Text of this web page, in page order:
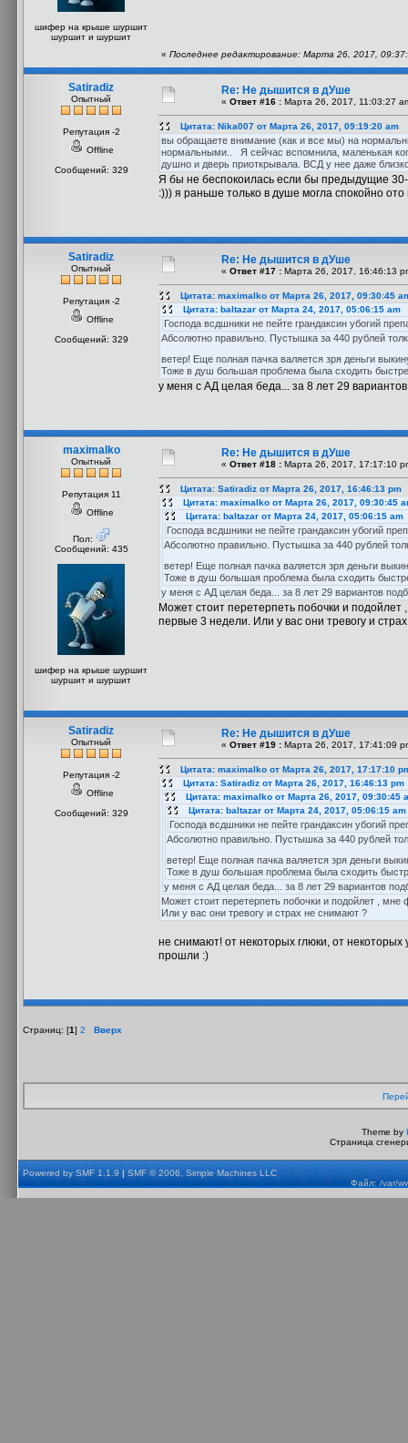
шифер на крыше шуршит
шуршит и шуршит
« Последнее редактирование: Марта 26, 2017,
Satiradiz
Опытный
Репутация -2
Offline
Сообщений: 329
Re: Не дышится в дУше
« Ответ #16 : Марта 26, 2017, 11:03:27
Цитата: Nika007 от Марта 26, 2017, 09:19:20 am
вы обращаете внимание (как и все мы) на
нормальными.. Я сейчас вспомнила, маленькая
душно и дверь приоткрывала. ВСД у нее даже
Я бы не беспокоилась если бы предыдущие 30-
:))) я раньше только в душе могла спокойно
Satiradiz
Опытный
Репутация -2
Offline
Сообщений: 329
Re: Не дышится в дУше
« Ответ #17 : Марта 26, 2017, 16:46:13
Цитата: maximalko от Марта 26, 2017, 09:30:45
Цитата: baltazar от Марта 24, 2017, 05:06:15 am
Господа всдшники не пейте грандаксин убогий
Абсолютно правильно. Пустышка за 440 рублей
ветер! Еще полная пачка валяется зря деньги
Тоже в душ большая проблема была сходить
у меня с АД целая беда... за 8 лет 29
maximalko
Опытный
Репутация 11
Offline
Пол:
Сообщений: 435
шифер на крыше шуршит
шуршит и шуршит
Re: Не дышится в дУше
« Ответ #18 : Марта 26, 2017, 17:17:10
Цитата: Satiradiz от Марта 26, 2017, 16:46:13 pm
Цитата: maximalko от Марта 26, 2017, 09:30:45
Цитата: baltazar от Марта 24, 2017, 05:06:15 am
Господа всдшники не пейте грандаксин убогий
Абсолютно правильно. Пустышка за 440 рублей
ветер! Еще полная пачка валяется зря деньги
Тоже в душ большая проблема была сходить
у меня с АД целая беда... за 8 лет 29 вариантов
Может стоит перетерпеть побочки и
первые 3 недели. Или у вас они тревогу и
Satiradiz
Опытный
Репутация -2
Offline
Сообщений: 329
Re: Не дышится в дУше
« Ответ #19 : Марта 26, 2017, 17:41:09
Цитата: maximalko от Марта 26, 2017, 17:17:10
Цитата: Satiradiz от Марта 26, 2017, 16:46:13 pm
Цитата: maximalko от Марта 26, 2017, 09:30:45
Цитата: baltazar от Марта 24, 2017, 05:06:15 am
Господа всдшники не пейте грандаксин убогий
Абсолютно правильно. Пустышка за 440 рублей
ветер! Еще полная пачка валяется зря деньги
Тоже в душ большая проблема была сходить
у меня с АД целая беда... за 8 лет 29 вариантов
Может стоит перетерпеть побочки и подойлет ,
Или у вас они тревогу и страх не снимают ?
не снимают! от некоторых глюки, от
прошли :)
Страниц: [1] 2 Вверх
Theme by
Страница
Powered by SMF 1.1.9|SMF © 2006, Simple Machines LLC
Файл: /var/